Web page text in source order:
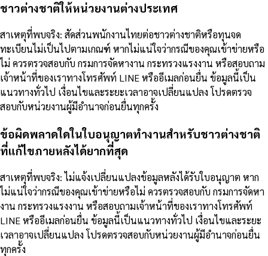
ชาวต่างชาติให้หน่วยงานต่างประเทศ
สาเหตุที่พบจริง: สัดส่วนพนักงานไทยต่อชาวต่างชาติหรือทุนจด
ทะเบียนไม่เป็นไปตามเกณฑ์ หากไม่แน่ใจว่ากรณีของคุณเข้าข่ายหรือ
ไม่ ควรตรวจสอบกับ กรมการจัดหางาน กระทรวงแรงงาน หรือสอบถาม
เจ้าหน้าที่ของเราทางโทรศัพท์ LINE หรืออีเมลก่อนยื่น ข้อมูลนี้เป็น
แนวทางทั่วไป เงื่อนไขและระยะเวลาอาจเปลี่ยนแปลง โปรดตรวจ
สอบกับหน่วยงานผู้มีอำนาจก่อนยื่นทุกครั้ง
ข้อผิดพลาดใดในใบอนุญาตทำงานสำหรับชาวต่างชาติ
ที่แก้ไขภายหลังได้ยากที่สุด
สาเหตุที่พบจริง: ไม่แจ้งเปลี่ยนแปลงข้อมูลหลังได้รับใบอนุญาต หาก
ไม่แน่ใจว่ากรณีของคุณเข้าข่ายหรือไม่ ควรตรวจสอบกับ กรมการจัดหา
งาน กระทรวงแรงงาน หรือสอบถามเจ้าหน้าที่ของเราทางโทรศัพท์
LINE หรืออีเมลก่อนยื่น ข้อมูลนี้เป็นแนวทางทั่วไป เงื่อนไขและระยะ
เวลาอาจเปลี่ยนแปลง โปรดตรวจสอบกับหน่วยงานผู้มีอำนาจก่อนยื่น
ทุกครั้ง